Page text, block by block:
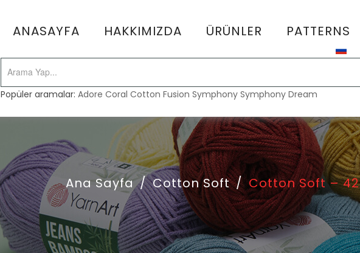
ANASAYFA HAKKIMIZDA ÜRÜNLER PATTERNS
Popüler aramalar:Adore Coral Cotton Fusion Symphony Symphony Dream
Ana Sayfa / Cotton Soft / Cotton Soft – 42